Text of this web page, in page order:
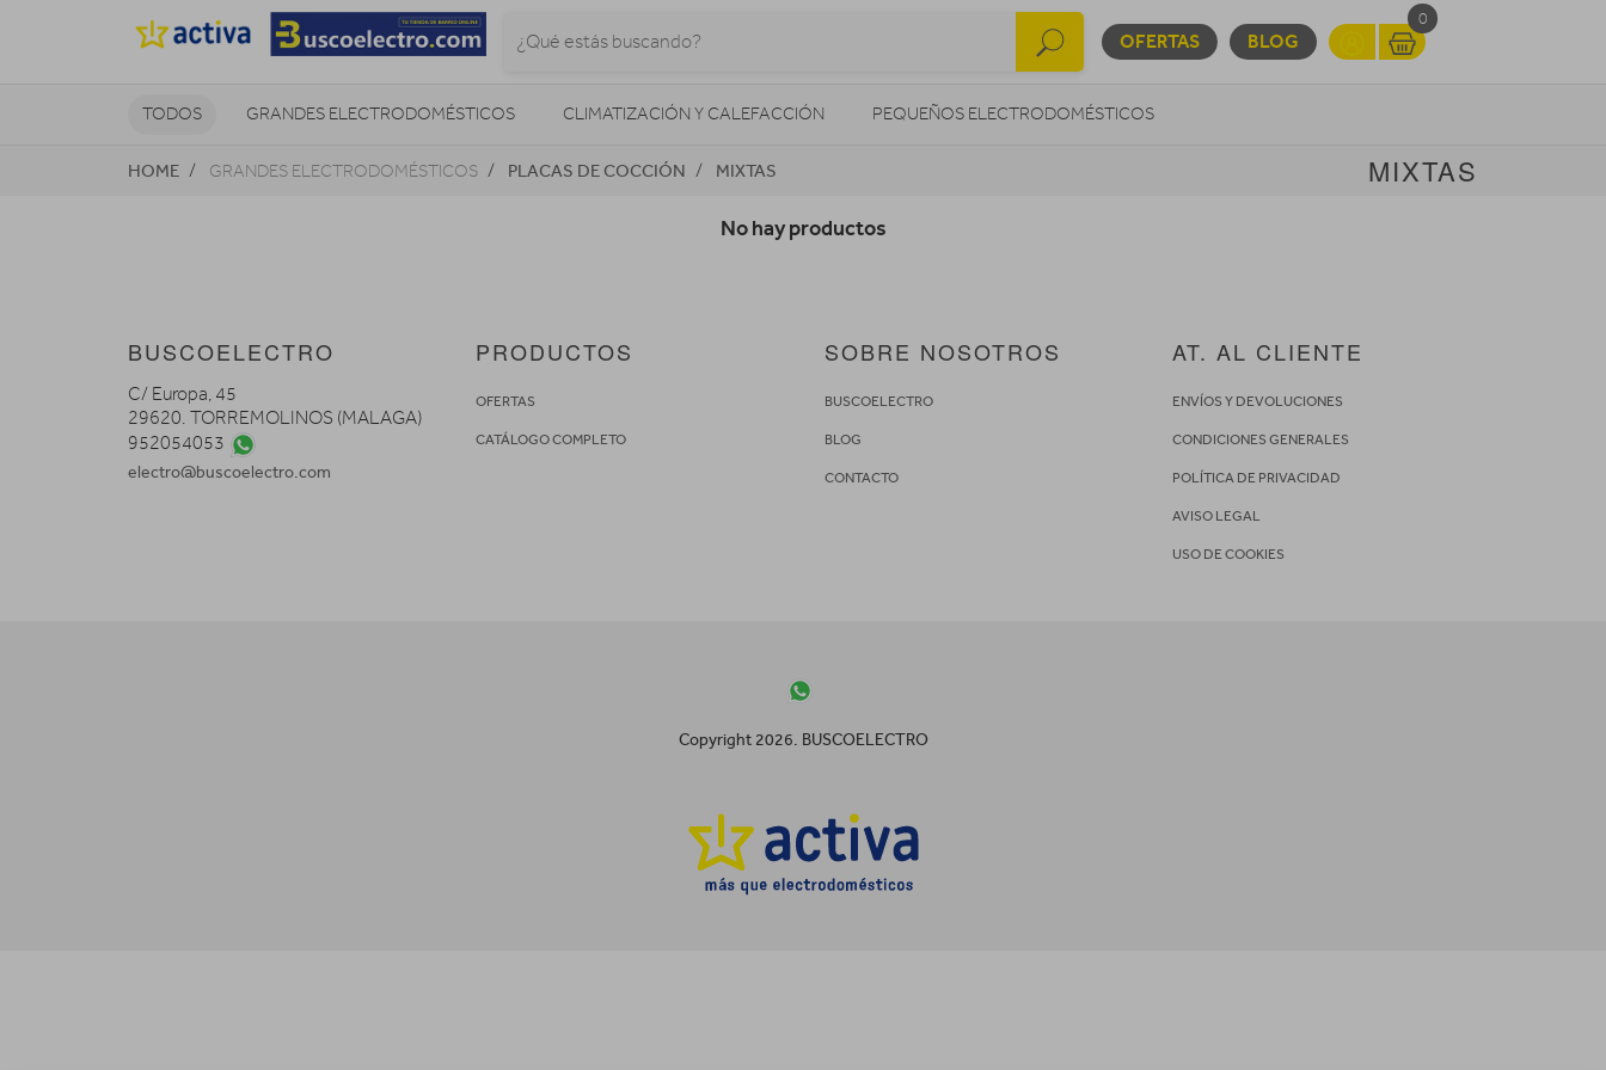
OFERTAS BLOG
0
TODOS GRANDES ELECTRODOMÉSTICOS CLIMATIZACIÓN Y CALEFACCIÓN PEQUEÑOS ELECTRODOMÉSTICOS
TELEVISORES Y REPRODUCTORES SONIDO / AUDIO CÁMARAS FOTO/VÍDEO MOVILIDAD URBANA
HIGIENE Y SALUD
HOME GRANDES ELECTRODOMÉSTICOS PLACAS DE COCCIÓN MIXTAS MIXTAS
No hay productos
BUSCOELECTRO
C/ Europa, 45
29620. TORREMOLINOS (MALAGA)
952054053
electro@buscoelectro.com
PRODUCTOS
OFERTAS
CATÁLOGO COMPLETO
SOBRE NOSOTROS
BUSCOELECTRO
BLOG
CONTACTO
AT. AL CLIENTE
ENVÍOS Y DEVOLUCIONES
CONDICIONES GENERALES
POLÍTICA DE PRIVACIDAD
AVISO LEGAL
USO DE COOKIES
Copyright 2026. BUSCOELECTRO